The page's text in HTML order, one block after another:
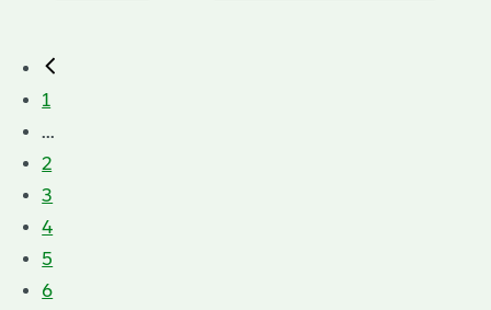
1
...
2
3
4
5
6